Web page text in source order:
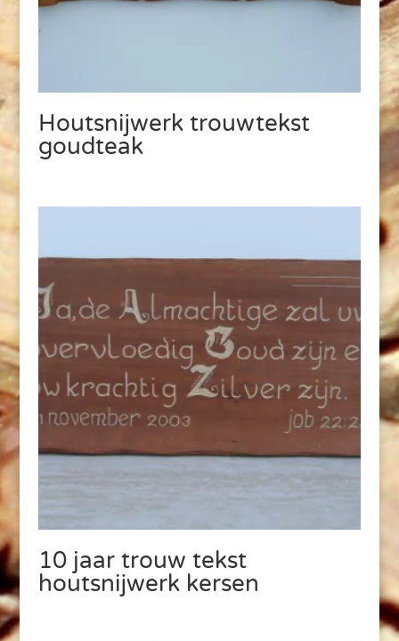
Houtsnijwerk trouwtekst
goudteak
10 jaar trouw tekst
houtsnijwerk kersen